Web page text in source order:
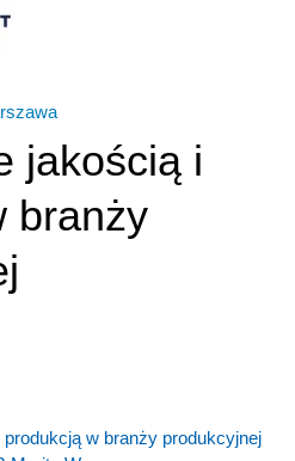
jakością i
branży
w branży produkcyjnej